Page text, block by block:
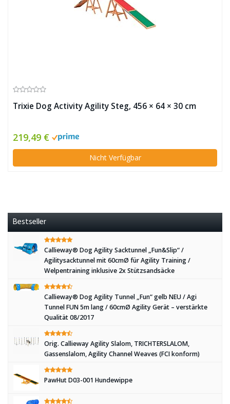
Trixie Dog Activity Agility Steg, 456 × 64 × 30 cm
219,49 €
Nicht Verfügbar
Bestseller
Callieway® Dog Agility Sacktunnel „Fun&Slip“ /
Agilitysacktunnel mit 60cmØ für Agility Training /
Welpentraining inklusive 2x Stützsandsäcke
Callieway® Dog Agility Tunnel „Fun“ gelb NEU / Agi
Tunnel FUN 5m lang / 60cmØ Agility Gerät – verstärkte
Qualität 08/2017
Orig. Callieway Agility Slalom, TRICHTERSLALOM,
Gassenslalom, Agility Channel Weaves (FCI konform)
PawHut D03-001 Hundewippe